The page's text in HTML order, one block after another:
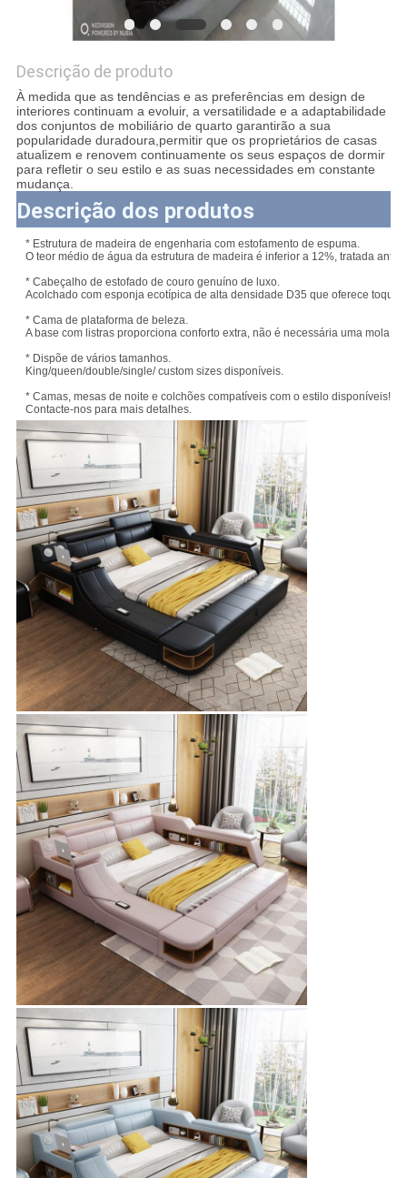
SITE
POLÍTICA
DE
PRIVACIDADE
Descrição de produto
À medida que as tendências e as preferências em design de
interiores continuam a evoluir, a versatilidade e a adaptabilidade
dos conjuntos de mobiliário de quarto garantirão a sua
popularidade duradoura,permitir que os proprietários de casas
atualizem e renovem continuamente os seus espaços de dormir
para refletir o seu estilo e as suas necessidades em constante
mudança.
Descrição dos produtos
* Estrutura de madeira de engenharia com estofamento de espuma.
O teor médio de água da estrutura de madeira é inferior a 12%, tratada anti-
* Cabeçalho de estofado de couro genuíno de luxo.
Acolchado com esponja ecotípica de alta densidade D35 que oferece toque
* Cama de plataforma de beleza.
A base com listras proporciona conforto extra, não é necessária uma mola,
* Dispõe de vários tamanhos.
King/queen/double/single/ custom sizes disponíveis.
* Camas, mesas de noite e colchões compatíveis com o estilo disponíveis!
Contacte-nos para mais detalhes.